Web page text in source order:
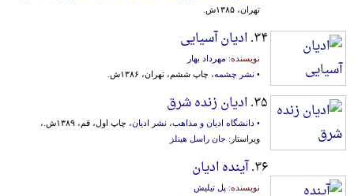
تهران، ۱۳۸۵ش.
۳۴. ادیان آسیایی
نویسنده: مهرداد بهار
• نشر چشمه، چاپ ششم، تهران، ۱۳۸۶ش.
۳۵. ادیان زنده شرق
• دانشگاه ادیان و مذاهب، نشر ادیان
، چاپ اول، قم، ۱۳۸۹ش.،
ویراستار: جان راسل هینلز
۳۶. آینده ادیان
نویسنده: پل تیلیش